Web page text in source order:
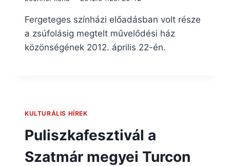
Fergeteges színházi előadásban volt része
a zsúfolásig megtelt művelődési ház
közönségének 2012. április 22-én.
KULTURÁLIS HÍREK
Puliszkafesztivál a
Szatmár megyei Turcon